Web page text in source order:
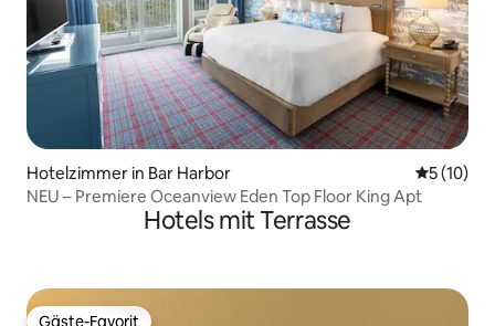
Hotelzimmer in Bar Harbor
5 (10)
NEU – Premiere Oceanview Eden Top Floor King Apt
Hotels mit Terrasse
Gäste-Favorit